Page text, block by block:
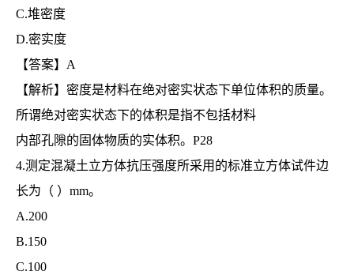
C.堆密度
D.密实度
【答案】A
【解析】密度是材料在绝对密实状态下单位体积的质量。
所谓绝对密实状态下的体积是指不包括材料
内部孔隙的固体物质的实体积。P28
4.测定混凝土立方体抗压强度所采用的标准立方体试件边
长为（ ）mm。
A.200
B.150
C.100